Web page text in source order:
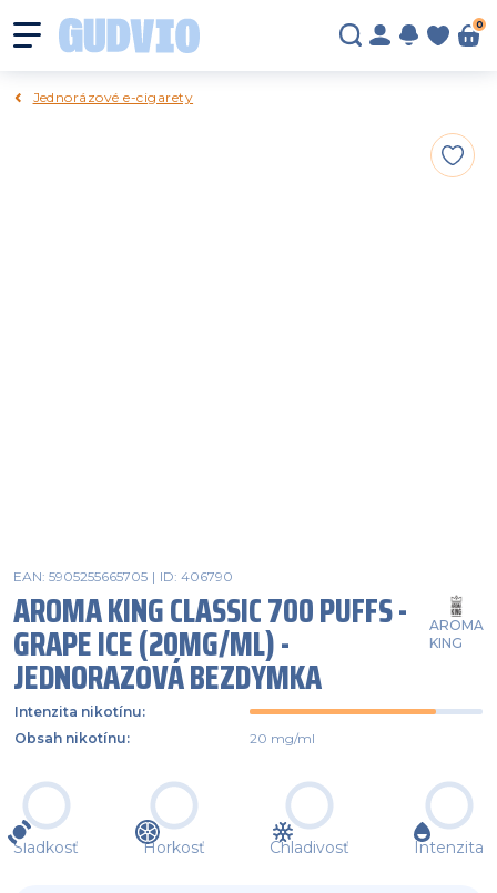
0
Jednorázové e-cigarety
EAN: 5905255665705 | ID: 406790
AROMA KING CLASSIC 700 PUFFS -
GRAPE ICE (20MG/ML) -
JEDNORAZOVÁ BEZDYMKA
AROMA
KING
Intenzita nikotínu:
Obsah nikotínu: 20 mg/ml
Sladkosť Horkosť Chladivosť Intenzita